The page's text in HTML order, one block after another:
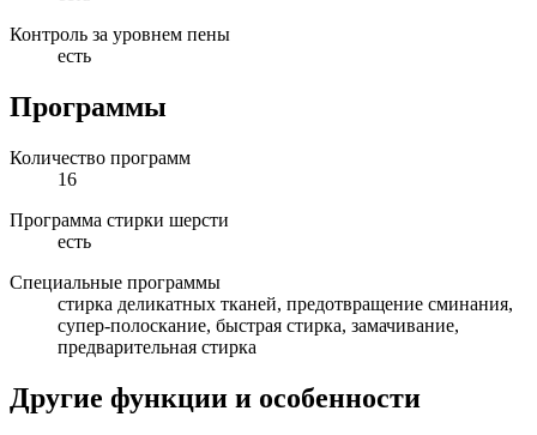
Контроль за уровнем пены
есть
Программы
Количество программ
16
Программа стирки шерсти
есть
Специальные программы
стирка деликатных тканей, предотвращение сминания,
супер-полоскание, быстрая стирка, замачивание,
предварительная стирка
Другие функции и особенности